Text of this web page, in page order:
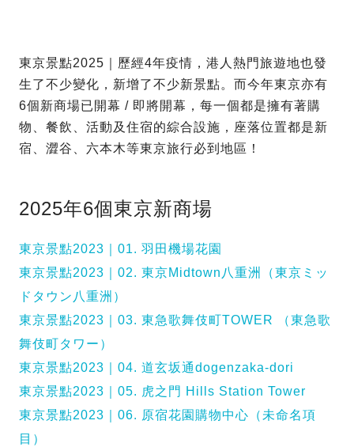
東京景點2025｜歷經4年疫情，港人熱門旅遊地也發
生了不少變化，新增了不少新景點。而今年東京亦有
6個新商場已開幕 / 即將開幕，每一個都是擁有著購
物、餐飲、活動及住宿的綜合設施，座落位置都是新
宿、澀谷、六本木等東京旅行必到地區！
2025年6個東京新商場
東京景點2023｜01. 羽田機場花園
東京景點2023｜02. 東京Midtown八重洲（東京ミッ
ドタウン八重洲）
東京景點2023｜03. 東急歌舞伎町TOWER （東急歌
舞伎町タワー）
東京景點2023｜04. 道玄坂通dogenzaka-dori
東京景點2023｜05. 虎之門 Hills Station Tower
東京景點2023｜06. 原宿花園購物中心（未命名項
目）